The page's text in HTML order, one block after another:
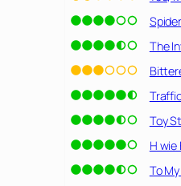
The
Toy
H
To